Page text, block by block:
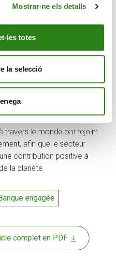
Mostrar-ne els detalls
les totes
la selecció
2030 afin de contribuer à
a intégré la
entreprises comme un
a promu la durabilité en tant
une banque responsable,
à intégrer la durabilité
l’entreprise.
travers le monde ont rejoint
afin que le secteur
contribution positive à
la planète.
Banque engagée
complet en PDF